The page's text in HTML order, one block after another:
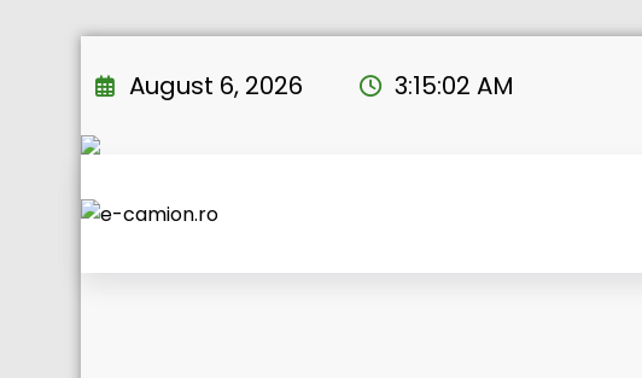
to
August 6, 2026 3:15:03 AM